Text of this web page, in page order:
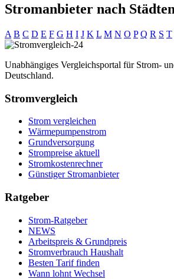
Stromanbieter nach
A B C D E F G H I J K L M N O P Q R S T
Unabhängiges Vergleichsportal für Strom-
Deutschland.
Stromvergleich
Strom vergleichen
Wärmepumpenstrom
Grundversorgung
Strompreise aktuell
Stromkostenrechner
Günstiger Stromanbieter
Ratgeber
Strom-Ratgeber
NEWS
Arbeitspreis & Grundpreis
Stromverbrauch Haushalt
Besten Tarif finden
Wann lohnt Wechsel